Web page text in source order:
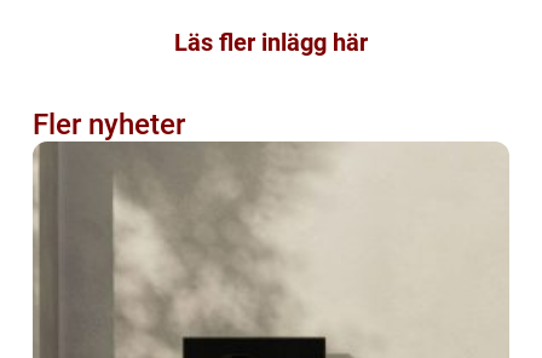
Läs fler inlägg här
Fler nyheter